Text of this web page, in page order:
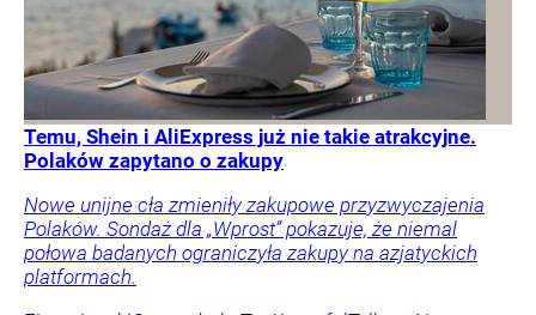
Temu, Shein i AliExpress już nie takie atrakcyjne.
Polaków zapytano o zakupy
Nowe unijne cła zmieniły zakupowe przyzwyczajenia
Polaków. Sondaż dla „Wprost” pokazuje, że niemal
połowa badanych ograniczyła zakupy na azjatyckich
platformach.